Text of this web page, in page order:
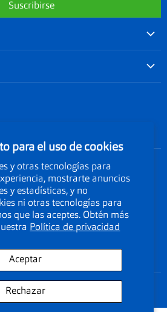
para el uso de cookies
y otras tecnologías para
mostrarte anuncios
y estadísticas, y no
ni otras tecnologías para
que las aceptes. Obtén más
Política de privacidad
Aceptar
Rechazar
Suscribirse
Peru S.A.C
Peru S.A.C
de 09:00am a 06:00pm
223, San Isidro, Lima Perú